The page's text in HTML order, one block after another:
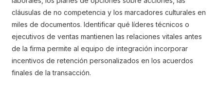
cláusulas de no competencia y los marcadores culturales en
miles de documentos. Identificar qué líderes técnicos o
ejecutivos de ventas mantienen las relaciones vitales antes
de la firma permite al equipo de integración incorporar
incentivos de retención personalizados en los acuerdos
finales de la transacción.